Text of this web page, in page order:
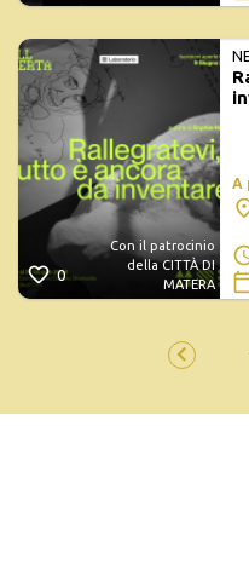
0
Con il patrocinio
della CITTÀ DI
MATERA
A